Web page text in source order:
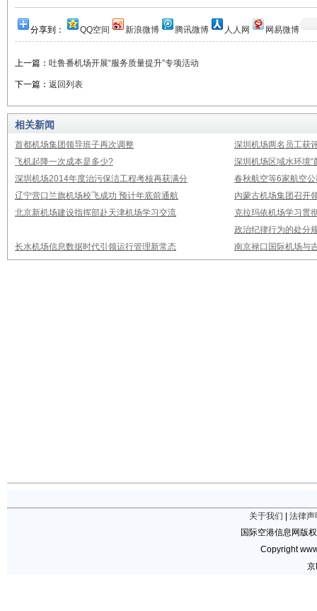
分享到： QQ空间 新浪微博 腾讯微博 人人网 网易微博
上一篇： 吐鲁番机场开展“服务质量提升”专项活动
下一篇： 返回列表
相关新闻
首都机场集团领导班子再次调整
深圳机场两名员工获
飞机起降一次成本是多少?
深圳机场区域水环境“
深圳机场2014年度治污保洁工程考核再获满分
春秋航空等6家航空
辽宁营口兰旗机场校飞成功 预计年底前通航
内蒙古机场集团召开
北京新机场建设指挥部赴天津机场学习交流
克拉玛依机场学习贯
政治纪律行为的处分
长水机场信息数据时代引领运行管理新常态
南京禄口国际机场与
关于我们
法律声
国际空港信息网版
Copyright